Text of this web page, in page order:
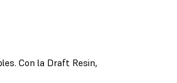
Con la Draft Resin,